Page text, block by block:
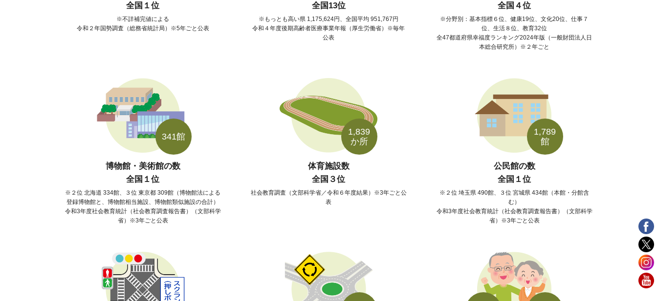
全国１位
不詳補完値による
令和２年国勢調査（総務省統計局）※5年ごと公表
全国13位
もっとも高い県 1,175,624円、全国平均 951,767円
令和４年度後期高齢者医療事業年報（厚生労働省）※毎年
公表
全国４位
分野別：基本指標６位、健康19位、文化20位、仕事７
位、生活８位、教育32位
全47都道府県幸福度ランキング2024年版（一般財団法人日
本総合研究所）※２年ごと
341館
博物館・美術館の数
全国１位
２位 北海道 334館、３位 東京都 309館（博物館法による
登録博物館と、博物館相当施設、博物館類似施設の合計）
令和3年度社会教育統計（社会教育調査報告書）（文部科学
省）※3年ごと公表
1,839
か所
体育施設数
全国３位
社会教育調査（文部科学省／令和６年度結果）※3年ごと公
表
1,789
館
公民館の数
全国１位
２位 埼玉県 490館、３位 宮城県 434館（本館・分館含
む）
令和3年度社会教育統計（社会教育調査報告書）（文部科学
省）※3年ごと公表